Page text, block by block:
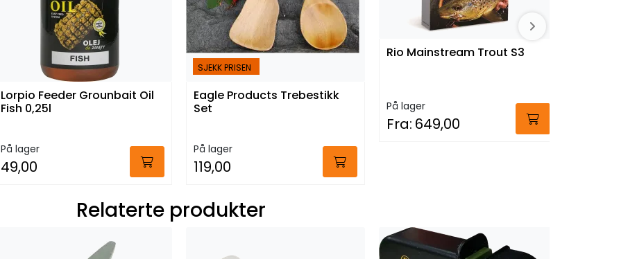
Lorpio Feeder Grounbait Oil
Fish 0,25l
På lager
49,00
SJEKK PRISEN
Eagle Products Trebestikk
Set
På lager
119,00
Rio Mainstream Trout S3
På lager
Fra: 649,00
Relaterte produkter